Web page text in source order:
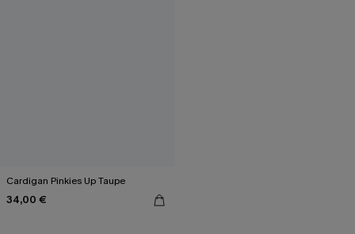
Cardigan Pinkies Up Taupe
34,00 €